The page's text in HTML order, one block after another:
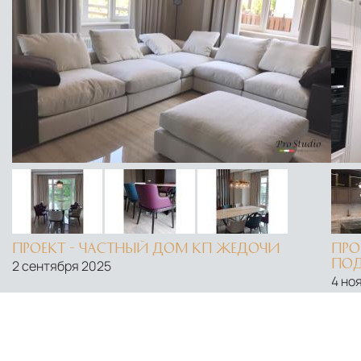
ПРОЕКТ - ЧАСТНЫЙ ДОМ КП ЖЕДОЧИ
2 сентября 2025
4